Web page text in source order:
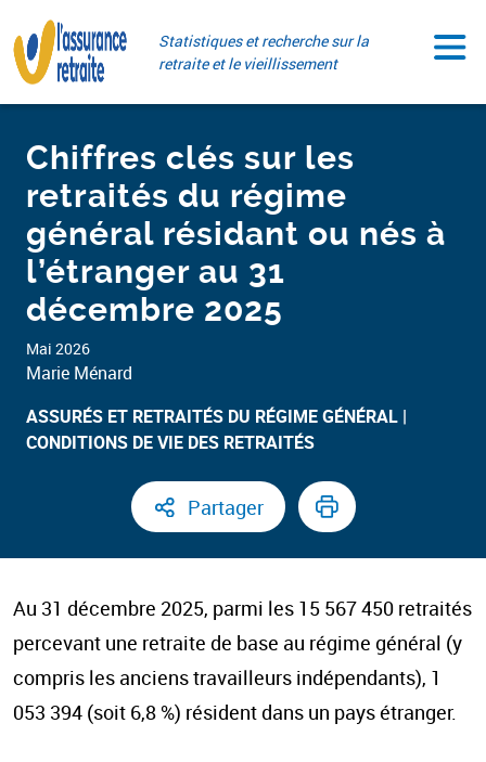
au
contenu
Statistiques et recherche sur la
retraite et le vieillissement
Mai 2026
Chiffres clés sur les
retraités du régime
général résidant ou nés à
l’étranger au 31
décembre 2025
Marie Ménard
ASSURÉS ET RETRAITÉS DU RÉGIME GÉNÉRAL​
CONDITIONS DE VIE DES RETRAITÉS
Partager
Au 31 décembre 2025, parmi les 15 567 450 retraités
percevant une retraite de base au régime général (y
compris les anciens travailleurs indépendants), 1
053 394 (soit 6,8 %) résident dans un pays étranger.